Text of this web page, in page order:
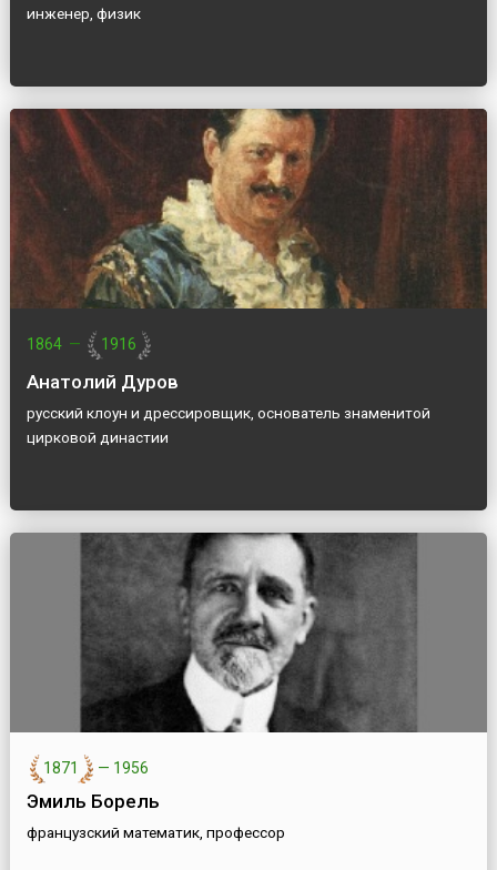
инженер, физик
1864 — 1916
Анатолий Дуров
русский клоун и дрессировщик, основатель знаменитой
цирковой династии
1871 — 1956
Эмиль Борель
французский математик, профессор